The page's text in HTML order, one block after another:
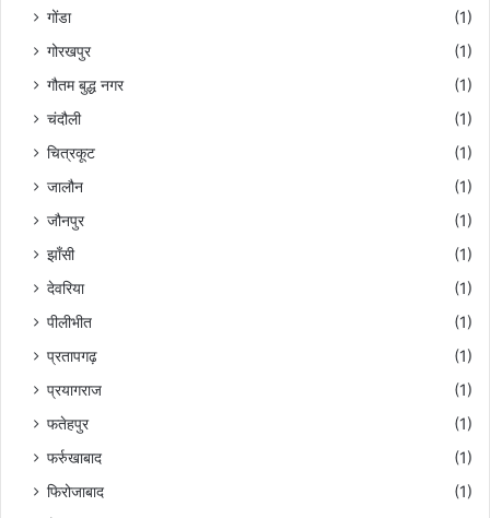
गोंडा
(1)
गोरखपुर
(1)
गौतम बुद्ध नगर
(1)
चंदौली
(1)
चित्रकूट
(1)
जालौन
(1)
जौनपुर
(1)
झाँसी
(1)
देवरिया
(1)
पीलीभीत
(1)
प्रतापगढ़
(1)
प्रयागराज
(1)
फतेहपुर
(1)
फर्रुखाबाद
(1)
फिरोजाबाद
(1)